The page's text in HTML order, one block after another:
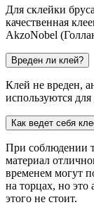
Для склейки
качественная
AkzoNobel
Вреден ли клей?
Клей не вреден,
используются
Как ведет себя
При соблюдении
материал
временем могут
на торцах, но это
этого не стоит.